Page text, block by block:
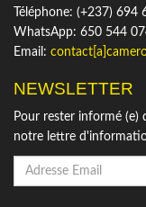
Téléphone: (+237)
WhatsApp: 650 544
Email:
NEWSLETTER
Pour rester informé (e)
notre lettre